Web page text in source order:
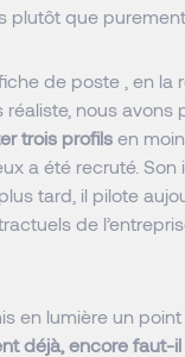
plutôt que
de poste , en la
nous avons
trois profils en
a été recruté.
tard, il pilote
de
en lumière un point
déjà, encore faut-